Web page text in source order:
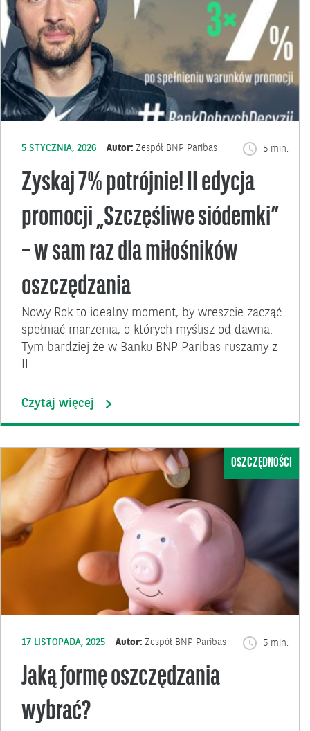
5 STYCZNIA, 2026 Autor: Zespół BNP Paribas 5 min.
Zyskaj 7% potrójnie! II edycja
promocji „Szczęśliwe siódemki”
– w sam raz dla miłośników
oszczędzania
Nowy Rok to idealny moment, by wreszcie zacząć
spełniać marzenia, o których myślisz od dawna.
Tym bardziej że w Banku BNP Paribas ruszamy z
II…
Czytaj więcej
OSZCZĘDNOŚCI
17 LISTOPADA, 2025 Autor: Zespół BNP Paribas 5 min.
Jaką formę oszczędzania
wybrać?